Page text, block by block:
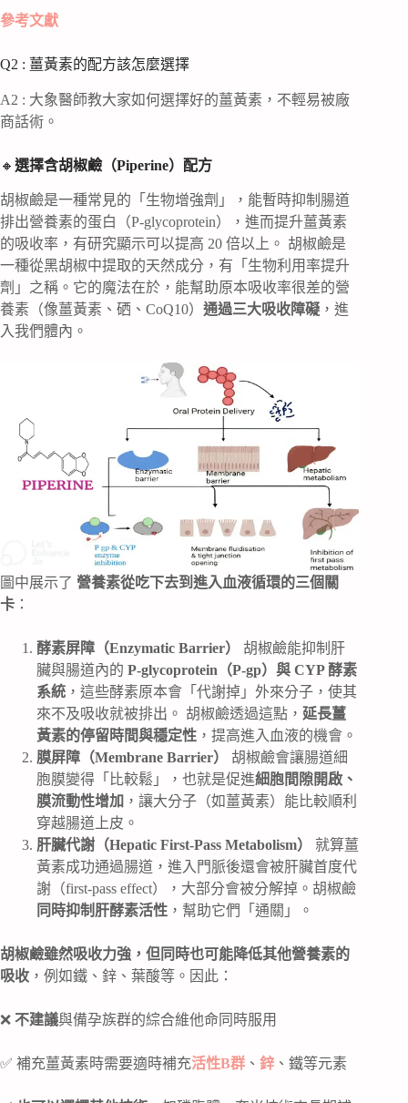
參考文獻
Q2 : 薑黃素的配方該怎麼選擇
A2 : 大象醫師教大家如何選擇好的薑黃素，不輕易被廠
商話術。
🔸 選擇含胡椒鹼（Piperine）配方
胡椒鹼是一種常見的「生物增強劑」，能暫時抑制腸道
排出營養素的蛋白（P-glycoprotein），進而提升薑黃素
的吸收率，有研究顯示可以提高 20 倍以上。 胡椒鹼是
一種從黑胡椒中提取的天然成分，有「生物利用率提升
劑」之稱。它的魔法在於，能幫助原本吸收率很差的營
養素（像薑黃素、硒、CoQ10） 通過三大吸收障礙 ，進
入我們體內。
圖中展示了 營養素從吃下去到進入血液循環的三個關
卡 ：
酵素屏障（Enzymatic Barrier）
胡椒鹼能抑制肝
臟與腸道內的 P-glycoprotein（P-gp）與 CYP 酵素
系統 ，這些酵素原本會「代謝掉」外來分子，使其
來不及吸收就被排出。 胡椒鹼透過這點， 延長薑
黃素的停留時間與穩定性 ，提高進入血液的機會。
膜屏障（Membrane Barrier）
胡椒鹼會讓腸道細
胞膜變得「比較鬆」，也就是促進細胞間隙開啟、
膜流動性增加 ，讓大分子（如薑黃素）能比較順利
穿越腸道上皮。
肝臟代謝（Hepatic First-Pass Metabolism）
就算薑
黃素成功通過腸道，進入門脈後還會被肝臟首度代
謝（first-pass effect），大部分會被分解掉。胡椒鹼
同時抑制肝酵素活性 ，幫助它們「通關」。
胡椒鹼雖然吸收力強，但同時也可能降低其他營養素的
吸收 ，例如鐵、鋅、葉酸等。因此：
❌ 不建議與備孕族群的綜合維他命同時服用
✅ 補充薑黃素時需要適時補充活性B群 、 鋅 、鐵等元素